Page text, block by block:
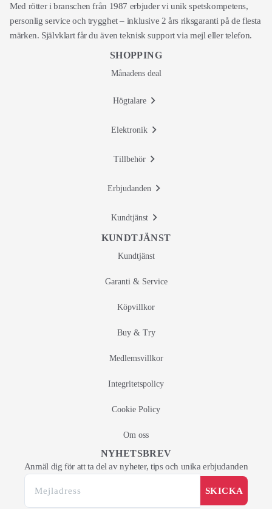
Med rötter i branschen från 1987 erbjuder vi unik spetskompetens,
personlig service och trygghet – inklusive 2 års riksgaranti på de flesta
märken. Självklart får du även teknisk support via mejl eller telefon.
SHOPPING
Månadens deal
Högtalare
Elektronik
Tillbehör
Erbjudanden
Kundtjänst
KUNDTJÄNST
Kundtjänst
Garanti & Service
Köpvillkor
Buy & Try
Medlemsvillkor
Integritetspolicy
Cookie Policy
Om oss
NYHETSBREV
Anmäl dig för att ta del av nyheter, tips och unika erbjudanden
SKICKA